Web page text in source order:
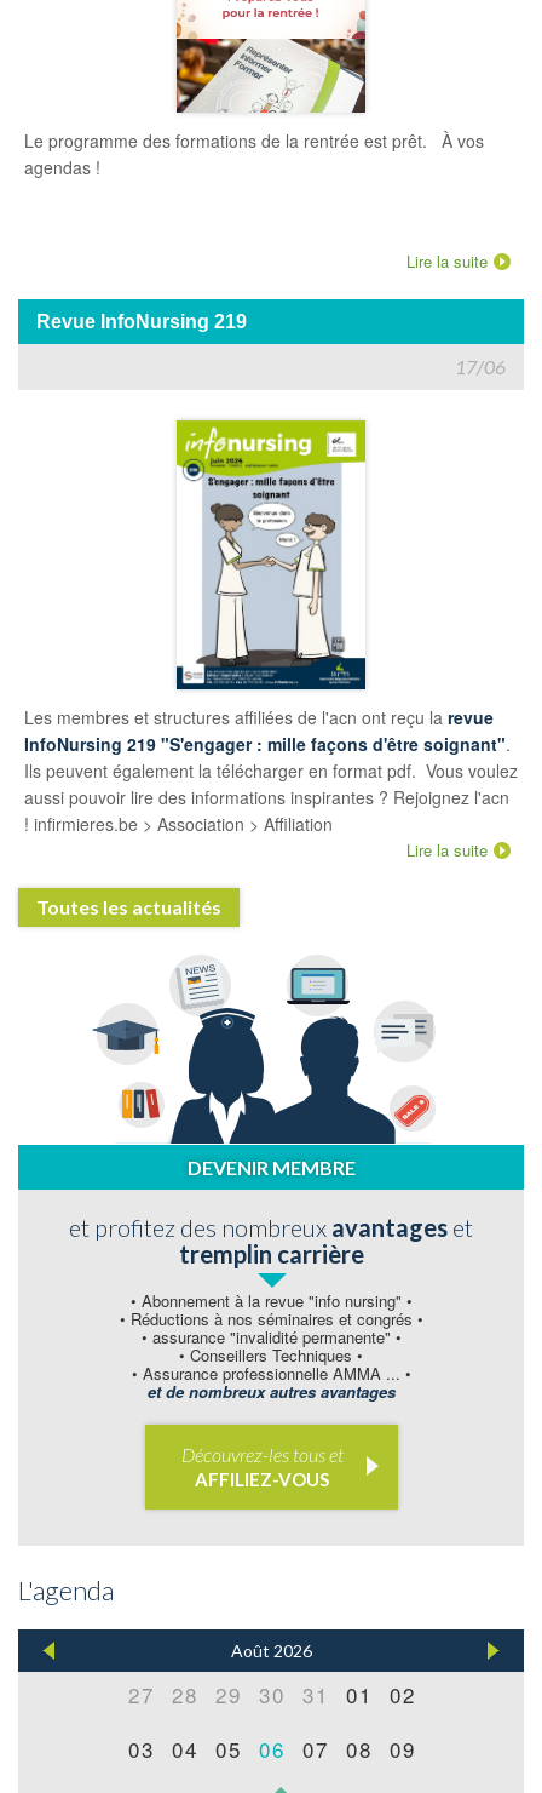
Le programme des formations de la rentrée est prêt. ​ À vos
agendas !
Lire la suite
Revue InfoNursing 219
17/06
Les membres et structures affiliées de l'acn ont reçu la revue
InfoNursing 219 "S'engager : mille façons d'être soignant".
Ils peuvent également la télécharger en format pdf. Vous voulez
aussi pouvoir lire des informations inspirantes ? Rejoignez l'acn
! infirmieres.be > Association > Affiliation
Lire la suite
Toutes les actualités
DEVENIR MEMBRE
et profitez des nombreux avantages et
tremplin carrière
• Abonnement à la revue "info nursing" •
• Réductions à nos séminaires et congrés •
• assurance "invalidité permanente" •
• Conseillers Techniques •
• Assurance professionnelle AMMA ... •
et de nombreux autres avantages
Découvrez-les tous et
AFFILIEZ-VOUS
L'agenda
Août 2026
27 28 29 30 31 01
02
03
04 05 06 07 08 09